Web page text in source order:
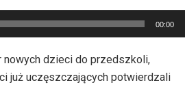
00:00
nowych dzieci do przedszkoli,
już uczęszczających potwierdzali